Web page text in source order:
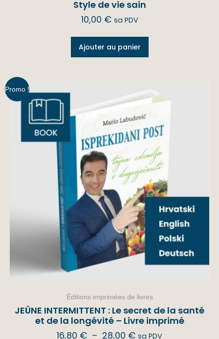
Style de vie sain
10,00 € sa PDV
Ajouter au panier
Promo !
Éditions imprimées de livres
JEÛNE INTERMITTENT : Le secret de la santé
et de la longévité – Livre imprimé
16,80 € – 28,00 € sa PDV